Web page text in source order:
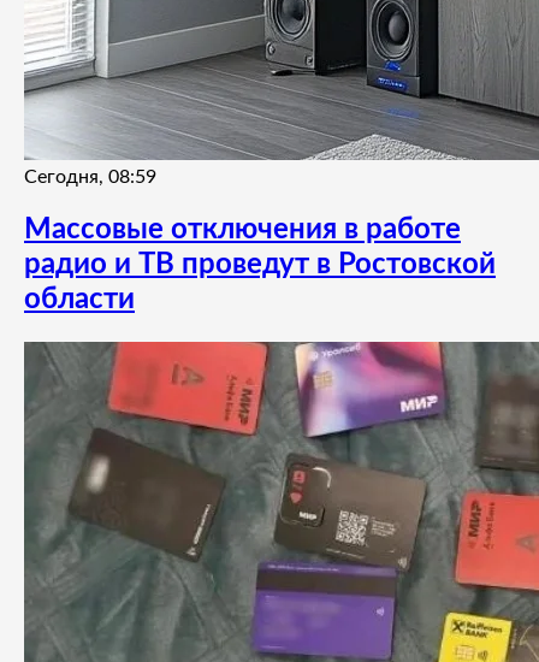
Сегодня, 08:59
Массовые отключения в работе
радио и ТВ проведут в Ростовской
области